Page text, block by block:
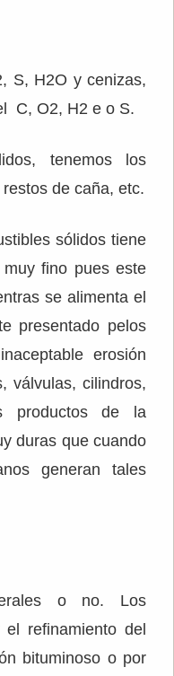
S, H2O y cenizas,
C, O2, H2 e o S.
tenemos los
de caña, etc.
sólidos tiene
fino pues este
se alimenta el
presentado pelos
erosión
válvulas, cilindros,
productos de la
duras que cuando
generan tales
o no. Los
refinamiento del
bituminoso o por